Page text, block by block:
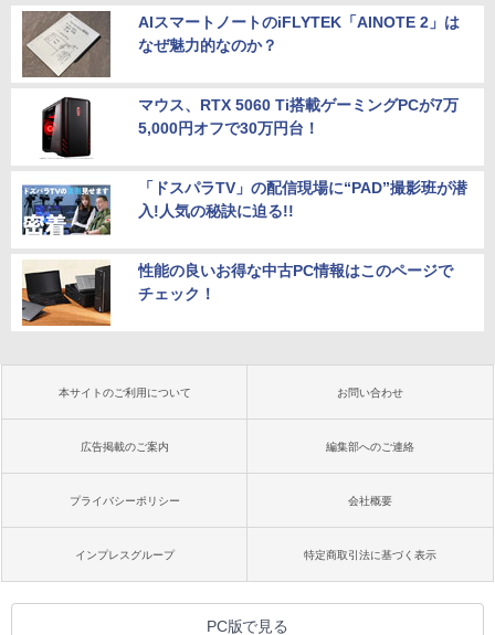
AIスマートノートのiFLYTEK「AINOTE 2」は
なぜ魅力的なのか？
マウス、RTX 5060 Ti搭載ゲーミングPCが7万
5,000円オフで30万円台！
「ドスパラTV」の配信現場に“PAD”撮影班が潜
入!人気の秘訣に迫る!!
性能の良いお得な中古PC情報はこのページで
チェック！
本サイトのご利用について お問い合わせ
広告掲載のご案内 編集部へのご連絡
プライバシーポリシー 会社概要
インプレスグループ 特定商取引法に基づく表示
PC版で見る